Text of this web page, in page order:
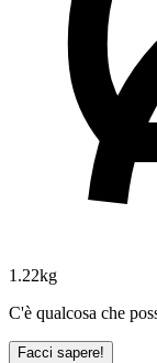
1.22kg
C'è qualcosa che
Facci sapere!